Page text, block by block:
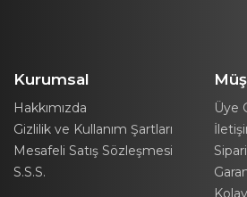
Kurumsal
Hakkımızda
Gizlilik ve Kullanım Şartları
Mesafeli Satış Sözleşmesi
S.S.S.
Üye